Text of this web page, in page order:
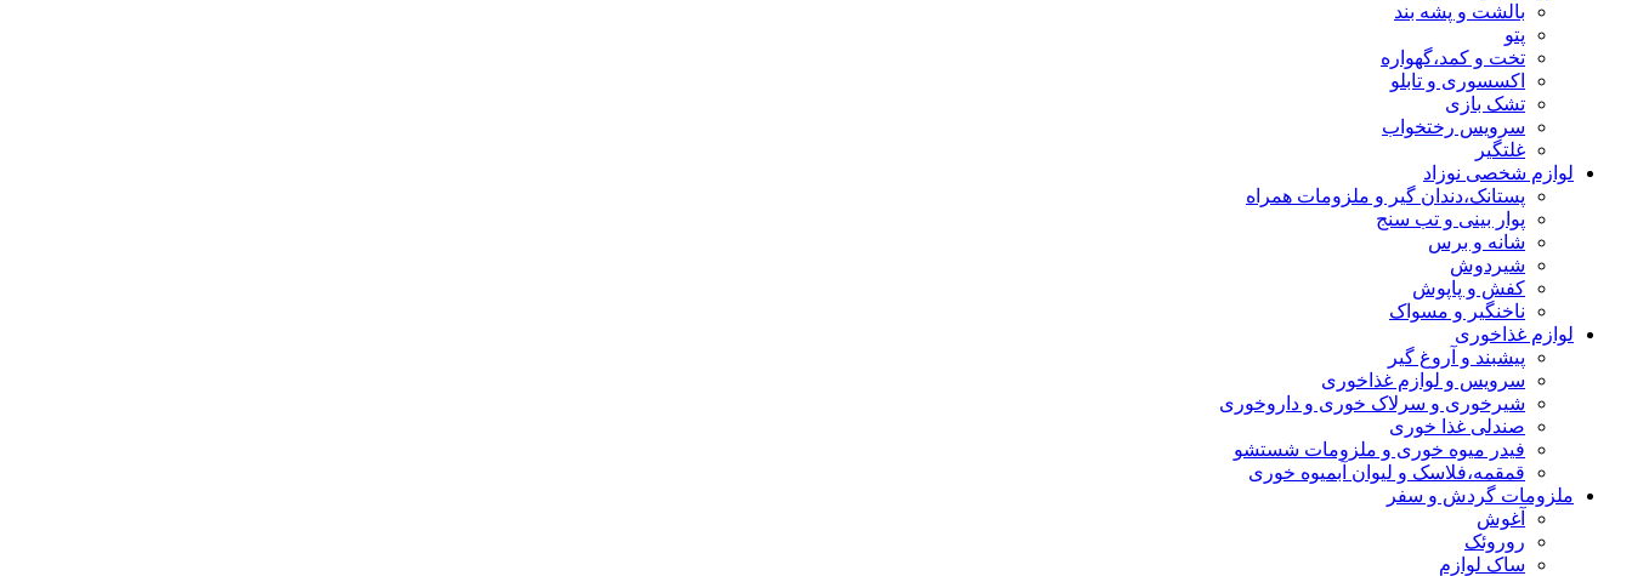
بالشت و پشه بند
پتو
تخت و کمد،گهواره
اکسسوری و تابلو
تشک بازی
سرویس رختخواب
غلتگیر
لوازم شخصی نوزاد
پستانک،دندان گیر و ملزومات همراه
پوار بینی و تب سنج
شانه و برس
شیردوش
کفش و پاپوش
ناخنگیر و مسواک
لوازم غذاخوری
پیشبند و آروغ گیر
سرویس و لوازم غذاخوری
شیرخوری و سرلاک خوری و داروخوری
صندلی غذا خوری
فیدر میوه خوری و ملزومات شستشو
قمقمه،فلاسک و لیوان آبمیوه خوری
ملزومات گردش و سفر
آغوش
روروئک
ساک لوازم